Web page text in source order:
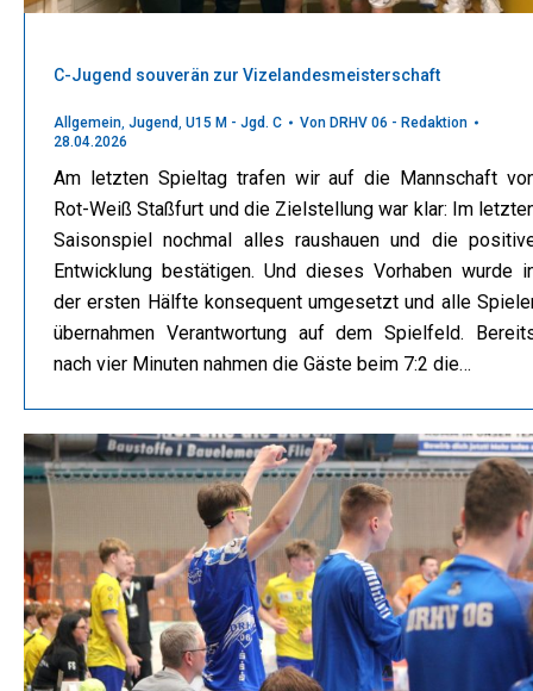
C-Jugend souverän zur Vizelandesmeisterschaft
Allgemein, Jugend, U15 M - Jgd. C Von DRHV 06 - Redaktion
28.04.2026
Am letzten Spieltag trafen wir auf die Mannschaft
Rot-Weiß Staßfurt und die Zielstellung war klar: Im
Saisonspiel nochmal alles raushauen und die
Entwicklung bestätigen. Und dieses Vorhaben wurde
der ersten Hälfte konsequent umgesetzt und alle
übernahmen Verantwortung auf dem Spielfeld.
nach vier Minuten nahmen die Gäste beim 7:2 die…